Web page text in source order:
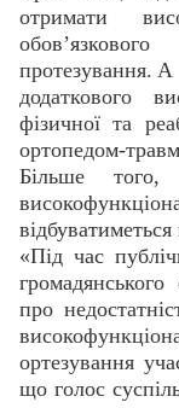
отримати
протезування.
додаткового
фізичної та
ортопедом-
Більше того,
«Під час
громадянського
про
ортезування
що голос